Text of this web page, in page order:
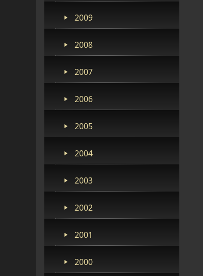
2009
2008
2007
2006
2005
2004
2003
2002
2001
2000